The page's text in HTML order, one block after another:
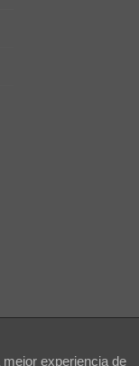
experiencia de